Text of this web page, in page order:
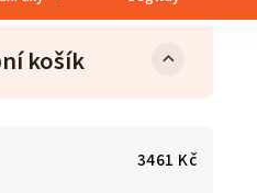
košík
3461 Kč